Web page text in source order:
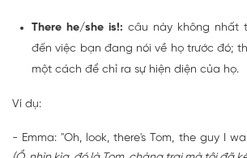
There he/she is!: câu này không nhất
đến việc bạn đang nói về họ trước đó;
một cách để chỉ ra sự hiện diện của họ.
Ví dụ:
- Emma: "Oh, look, there's Tom, the guy I